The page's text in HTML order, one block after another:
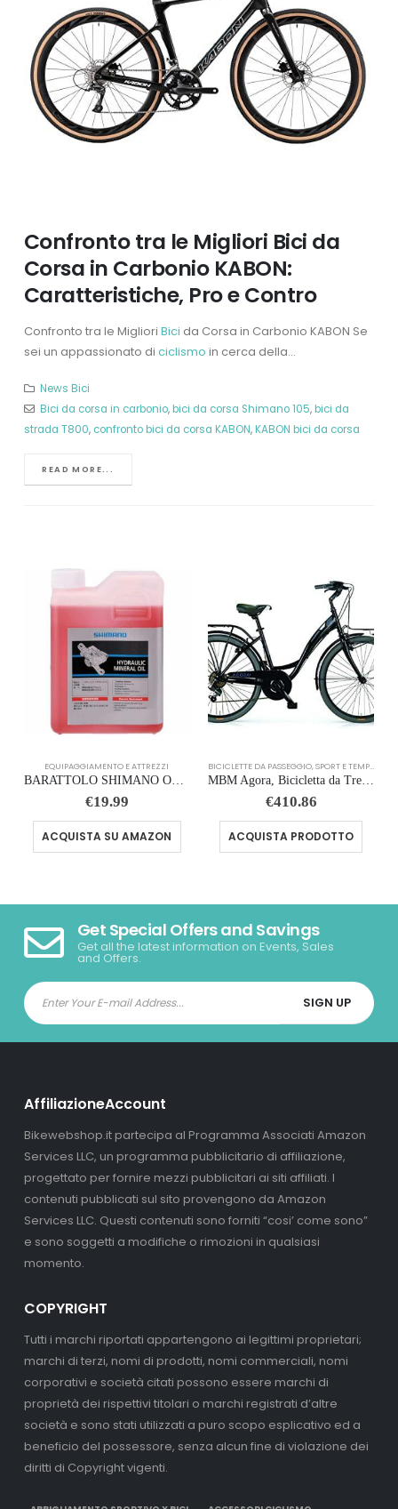
Confronto tra le Migliori Bici da
Corsa in Carbonio KABON:
Caratteristiche, Pro e Contro
Confronto tra le Migliori Bici da Corsa in Carbonio KABON Se
sei un appassionato di ciclismo in cerca della...
News Bici
Bici da corsa in carbonio,bici da corsa Shimano 105,bici da
strada T800, confronto bici da corsa KABON,KABON bici da corsa
READ MORE...
EQUIPAGGIAMENTO E ATTREZZI
BARATTOLO SHIMANO OLIO FRENI MINERALE ROSSO 1 LT
€19.99
ACQUISTA SU AMAZON
BICICLETTE DA PASSEGGIO,SPORT E TEMPO LIBERO
MBM Agora, Bicicletta da Trekking Unisex – Adulto, Nero (Nero A01), 26″
€410.86
ACQUISTA PRODOTTO
Get Special Offers and Savings
Get all the latest information on Events, Sales
and Offers.
AffiliazioneAccount
Bikewebshop.it partecipa al Programma Associati Amazon
Services LLC, un programma pubblicitario di affiliazione,
progettato per fornire mezzi pubblicitari ai siti affiliati. I
contenuti pubblicati sul sito provengono da Amazon
Services LLC. Questi contenuti sono forniti “cosi’ come sono”
e sono soggetti a modifiche o rimozioni in qualsiasi
momento.
COPYRIGHT
Tutti i marchi riportati appartengono ai legittimi proprietari;
marchi di terzi, nomi di prodotti, nomi commerciali, nomi
corporativi e società citati possono essere marchi di
proprietà dei rispettivi titolari o marchi registrati d’altre
società e sono stati utilizzati a puro scopo esplicativo ed a
beneficio del possessore, senza alcun fine di violazione dei
diritti di Copyright vigenti.